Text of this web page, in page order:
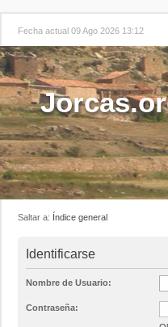
Fecha actual 09 Ago 2026 13:12
Saltar a: Índice general
Identificarse
Nombre de Usuario:
Contraseña: